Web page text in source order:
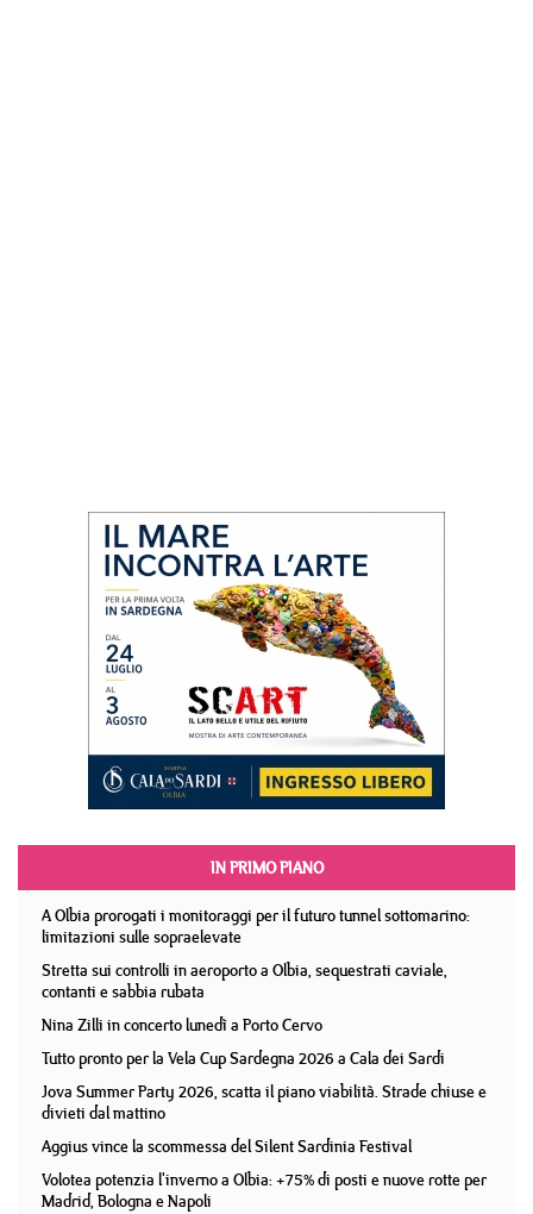
IN PRIMO PIANO
A Olbia prorogati i monitoraggi per il futuro tunnel sottomarino:
limitazioni sulle sopraelevate
Stretta sui controlli in aeroporto a Olbia, sequestrati caviale,
contanti e sabbia rubata
Nina Zilli in concerto lunedì a Porto Cervo
Tutto pronto per la Vela Cup Sardegna 2026 a Cala dei Sardi
Jova Summer Party 2026, scatta il piano viabilità. Strade chiuse e
divieti dal mattino
Aggius vince la scommessa del Silent Sardinia Festival
Volotea potenzia l'inverno a Olbia: +75% di posti e nuove rotte per
Madrid, Bologna e Napoli